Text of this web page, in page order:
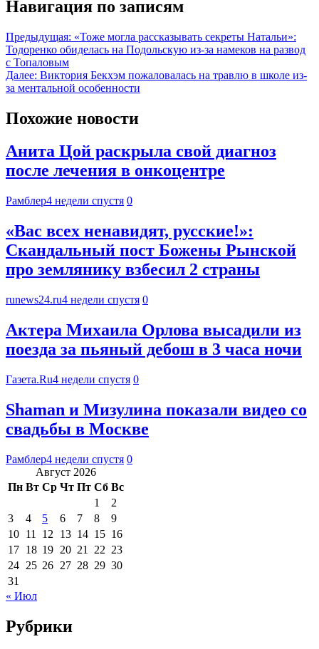
Навигация по записям
Предыдущая: «Тоже могла рассказывать секреты Натальи»:
Тодоренко обиделась на Подольскую из-за намеков на развод
с Топаловым
Далее: Виктория Бекхэм пожаловалась на травлю в школе из-
за ментальной особенности
Похожие новости
Анита Цой раскрыла свой диагноз
после лечения в онкоцентре
Рамблер4 недели спустя 0
«Вас всех ненавидят, русские!»:
Скандальный пост Божены Рынской
про землянику взбесил 2 страны
runews24.ru4 недели спустя 0
Актера Михаила Орлова высадили из
поезда за пьяный дебош в 3 часа ночи
Газета.Ru4 недели спустя 0
Shaman и Мизулина показали видео со
свадьбы в Москве
Рамблер4 недели спустя 0
Август 2026
Пн Вт Ср Чт Пт Сб Вс
1
2
3
4 5 6 7 8
9
10 11 12 13 14 15 16
17 18 19 20 21 22 23
24 25 26 27 28 29 30
31
« Июл
Рубрики